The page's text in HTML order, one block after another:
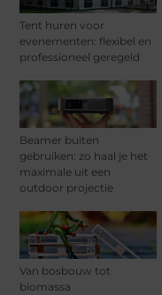
Tent huren voor
evenementen: flexibel en
professioneel geregeld
Beamer buiten
gebruiken: zo haal je het
maximale uit een
outdoor projectie
Van bosbouw tot
biomassa